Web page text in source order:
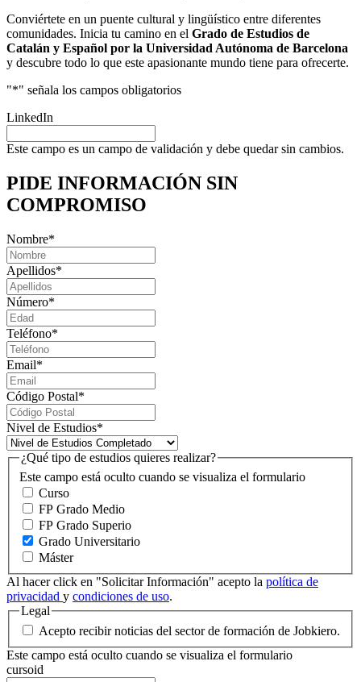
Conviértete en un puente cultural y lingüístico entre diferentes
comunidades. Inicia tu camino en el Grado de Estudios de
Catalán y Español por la Universidad Autónoma de Barcelona
y descubre todo lo que este apasionante mundo tiene para ofrecerte.
"*" señala los campos obligatorios
LinkedIn
Este campo es un campo de validación y debe quedar sin cambios.
PIDE INFORMACIÓN SIN
COMPROMISO
Nombre*
Apellidos*
Número*
Teléfono*
Email*
Código Postal*
Nivel de Estudios*
Este campo está oculto cuando se visualiza el formulario
¿Qué tipo de estudios quieres realizar?
Curso
FP Grado Medio
FP Grado Superio
Grado Universitario
Máster
Al hacer click en "Solicitar Información" acepto la política de
privacidad y condiciones de uso.
Legal
Acepto recibir noticias del sector de formación de Jobkiero.
Este campo está oculto cuando se visualiza el formulario
cursoid